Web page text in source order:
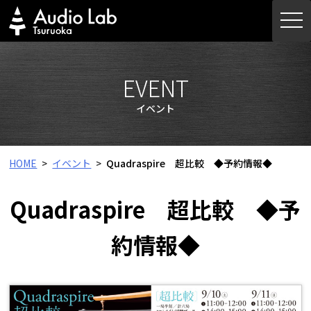
Skip
to
content
EVENT
イベント
HOME イベント Quadraspire 超比較 ◆予約情報◆
Quadraspire 超比較 ◆予
約情報◆